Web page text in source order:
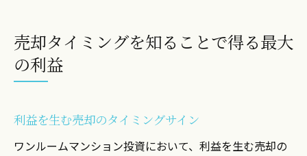
売却タイミングを知ることで得る最大
の利益
利益を生む売却のタイミングサイン
ワンルームマンション投資において、利益を生む売却の